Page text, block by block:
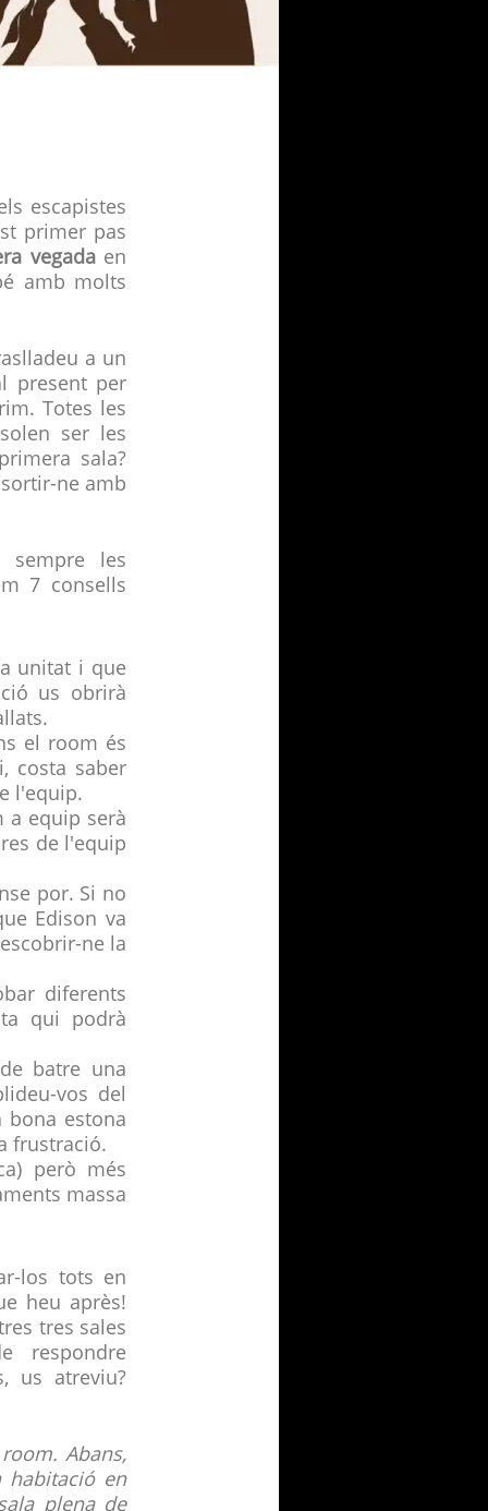
escapistes
primer pas
vegadaen
amb molts
a un
present per
Totes les
ser les
sala?
ne amb
sempre les
7 consells
unitat i que
us obrirà
el room és
costa saber
l'equip.
a equip serà
de l'equip
por. Si no
Edison va
ne la
diferents
qui podrà
batre una
vos del
bona estona
frustració.
però més
massa
los tots en
heu après!
tres sales
respondre
us atreviu?
Abans,
en
plena de